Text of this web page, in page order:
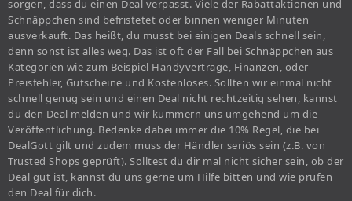
sorgen, dass du einen Deal verpasst. Viele der Rabattaktionen und
Schnäppchen sind befristetet oder binnen weniger Minuten
ausverkauft. Das heißt, du musst bei einigen Deals schnell sein,
denn sonst ist alles weg. Das ist oft der Fall bei Schnäppchen aus
Kategorien wie zum Beispiel Handyverträge, Finanzen, oder
Preisfehler, Gutscheine und Kostenloses. Sollten wir einmal nicht
schnell genug sein und einen Deal nicht rechtzeitig sehen, kannst
du den Deal melden und wir kümmern uns umgehend um die
Veröffentlichung. Bedenke dabei immer die 10% Regel, die bei
DealGott gilt und zudem muss der Händler seriös sein (z.B. von
Trusted Shops geprüft). Solltest du dir mal nicht sicher sein, ob der
Deal gut ist, kannst du uns gerne um Hilfe bitten und wie prüfen
den Deal für dich.